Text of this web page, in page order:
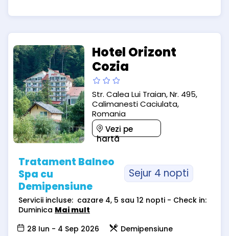
Hotel Orizont
Cozia
Str. Calea Lui Traian, Nr. 495,
Calimanesti Caciulata,
Romania
Vezi pe
hartă
Tratament Balneo
Spa cu
Demipensiune
Sejur 4 nopti
Servicii incluse: cazare 4, 5 sau 12 nopti - Check in:
Duminica Mai mult
28 Iun - 4 Sep 2026
Demipensiune